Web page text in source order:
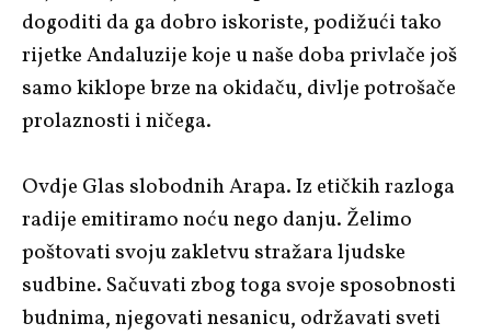
dogoditi da ga dobro iskoriste, podižući tako
rijetke Andaluzije koje u naše doba privlače još
samo kiklope brze na okidaču, divlje potrošače
prolaznosti i ničega.
Ovdje Glas slobodnih Arapa. Iz etičkih razloga
radije emitiramo noću nego danju. Želimo
poštovati svoju zakletvu stražara ljudske
sudbine. Sačuvati zbog toga svoje sposobnosti
budnima, njegovati nesanicu, održavati sveti